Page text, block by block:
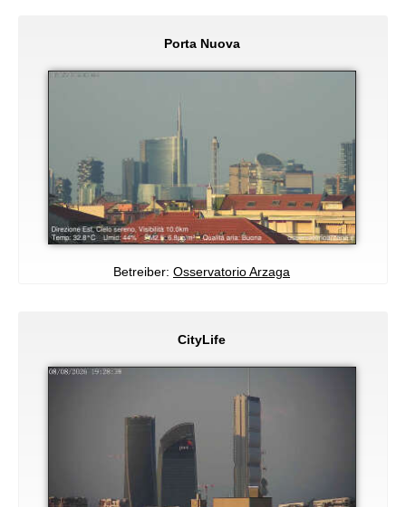
Porta Nuova
Betreiber: Osservatorio Arzaga
CityLife